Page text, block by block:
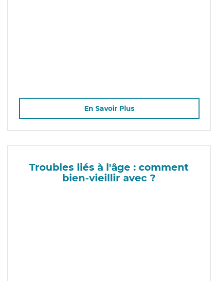
En Savoir Plus
Troubles liés à l'âge : comment
bien-vieillir avec ?